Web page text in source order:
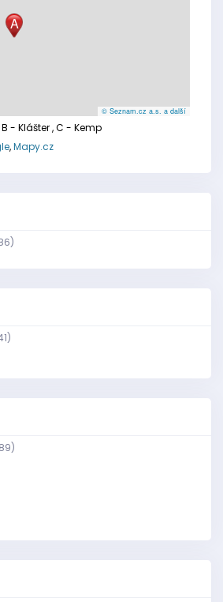
A
© Seznam.cz a.s. a další
B - Klášter, C - Kemp
,Mapy.cz